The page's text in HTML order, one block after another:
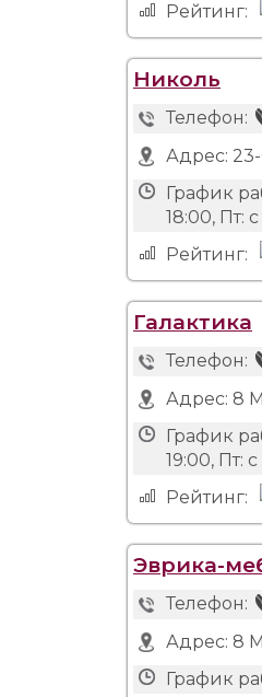
Рейтинг:
Николь
Телефон:
Адрес:
График
18:00, Пт:
Рейтинг:
Галактика
Телефон:
Адрес: 8
График
19:00, Пт:
Рейтинг:
Эврика-
Телефон:
Адрес: 8
График